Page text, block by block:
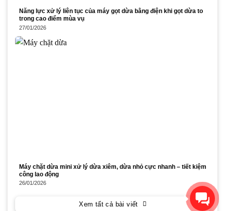
Năng lực xử lý liên tục của máy gọt dừa bằng điện khi gọt dừa to
trong cao điểm mùa vụ
27/01/2026
Máy chặt dừa mini xử lý dừa xiêm, dừa nhỏ cực nhanh – tiết kiệm
công lao động
26/01/2026
Xem tất cả bài viết
giúp gì cho bạn?